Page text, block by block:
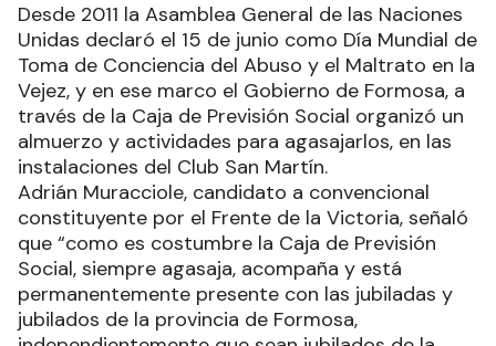
Desde 2011 la Asamblea General de las Naciones
Unidas declaró el 15 de junio como Día Mundial de
Toma de Conciencia del Abuso y el Maltrato en la
Vejez, y en ese marco el Gobierno de Formosa, a
través de la Caja de Previsión Social organizó un
almuerzo y actividades para agasajarlos, en las
instalaciones del Club San Martín.
Adrián Muracciole, candidato a convencional
constituyente por el Frente de la Victoria, señaló
que “como es costumbre la Caja de Previsión
Social, siempre agasaja, acompaña y está
permanentemente presente con las jubiladas y
jubilados de la provincia de Formosa,